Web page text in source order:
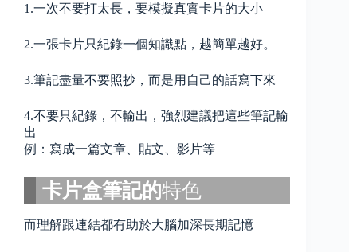
1.一次不要打太長，要模擬真實卡片的大小
2.一張卡片只紀錄一個知識點，越簡單越好。
3.筆記盡量不要照抄，而是用自己的話寫下來
4.不要只紀錄，不輸出，強烈建議把這些筆記輸
出
例：寫成一篇文章、貼文、影片等
卡片盒筆記的特色
而理解跟連結都有助於大腦加深長期記憶